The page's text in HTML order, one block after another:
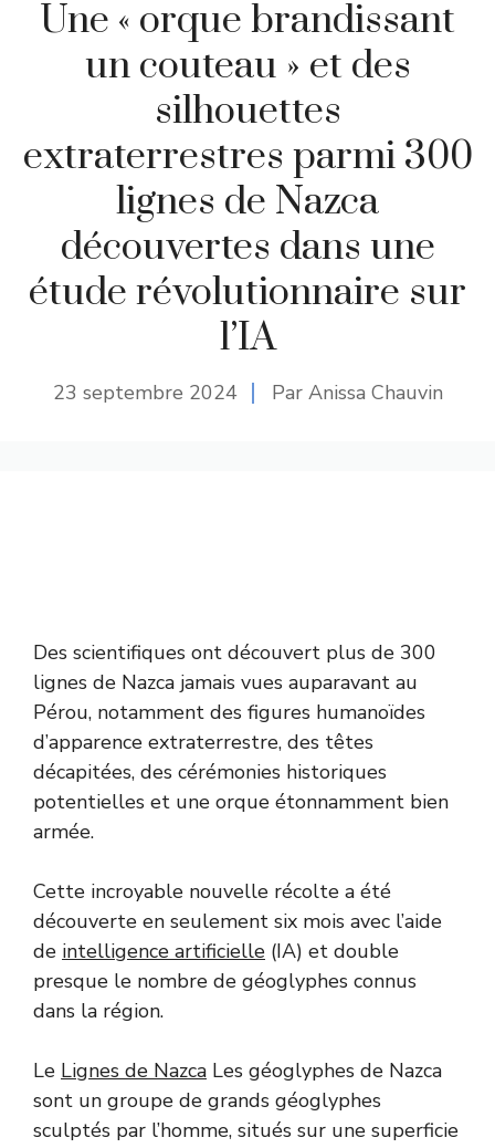
Une « orque brandissant
un couteau » et des
silhouettes
extraterrestres parmi 300
lignes de Nazca
découvertes dans une
étude révolutionnaire sur
l’IA
23 septembre 2024 Par Anissa Chauvin
Des scientifiques ont découvert plus de 300
lignes de Nazca jamais vues auparavant au
Pérou, notamment des figures humanoïdes
d’apparence extraterrestre, des têtes
décapitées, des cérémonies historiques
potentielles et une orque étonnamment bien
armée.
Cette incroyable nouvelle récolte a été
découverte en seulement six mois avec l’aide
de intelligence artificielle (IA) et double
presque le nombre de géoglyphes connus
dans la région.
Le Lignes de Nazca Les géoglyphes de Nazca
sont un groupe de grands géoglyphes
sculptés par l’homme, situés sur une superficie